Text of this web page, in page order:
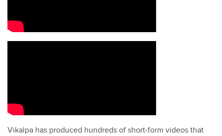
Vikalpa has produced hundreds of short-form videos that